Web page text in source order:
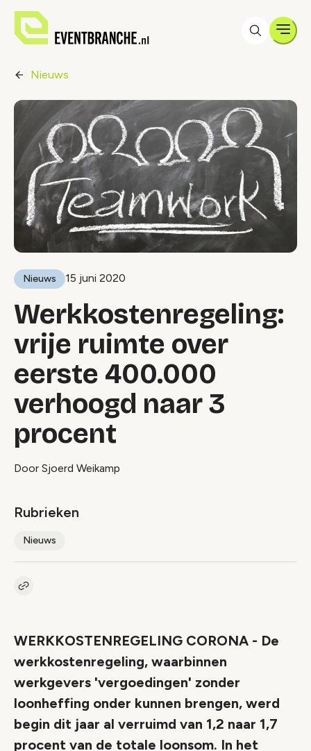
Nieuws
Nieuws 15 juni 2020
Werkkostenregeling:
vrije ruimte over
eerste 400.000
verhoogd naar 3
procent
Door Sjoerd Weikamp
Rubrieken
Nieuws
Kopieer link naar artikel
WERKKOSTENREGELING CORONA - De
werkkostenregeling, waarbinnen
werkgevers 'vergoedingen' zonder
loonheffing onder kunnen brengen, werd
begin dit jaar al verruimd van 1,2 naar 1,7
procent van de totale loonsom. In het